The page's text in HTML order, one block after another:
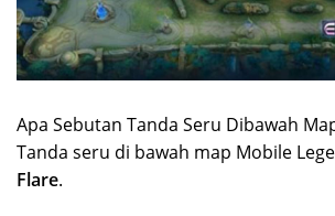
Apa Sebutan Tanda Seru Dibawah
Tanda seru di bawah map Mobile
Flare.